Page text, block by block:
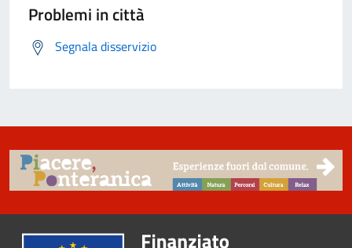
Problemi in città
Segnala disservizio